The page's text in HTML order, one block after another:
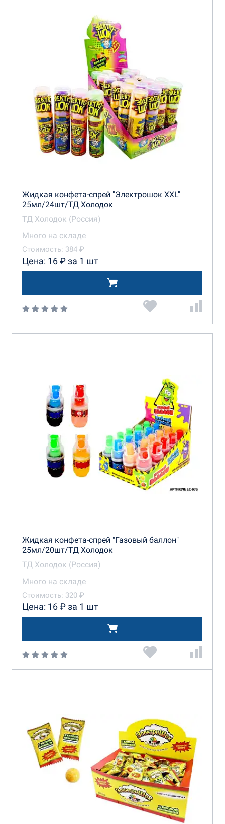
Жидкая конфета-спрей "Электрошок XXL"
25мл/24шт/ТД Холодок
ТД Холодок (Россия)
Много на складе
Стоимость: 384 ₽
Цена: 16 ₽ за 1 шт
Жидкая конфета-спрей "Газовый баллон"
25мл/20шт/ТД Холодок
ТД Холодок (Россия)
Много на складе
Стоимость: 320 ₽
Цена: 16 ₽ за 1 шт